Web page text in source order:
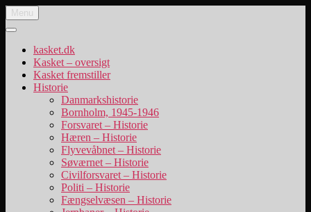
Videre
til
indhold
Danske uniformskasketter
uniformskasketter og lidt historie
Menu
kasket.dk
Kasket – oversigt
Kasket fremstiller
Historie
Danmarkshistorie
Bornholm, 1945-1946
Forsvaret – Historie
Hæren – Historie
Flyvevåbnet – Historie
Søværnet – Historie
Civilforsvaret – Historie
Politi – Historie
Fængselvæsen – Historie